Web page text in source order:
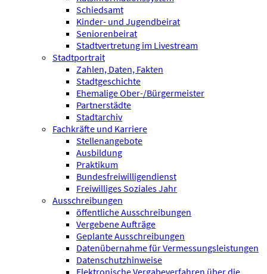
Schiedsamt
Kinder- und Jugendbeirat
Seniorenbeirat
Stadtvertretung im Livestream
Stadtportrait
Zahlen, Daten, Fakten
Stadtgeschichte
Ehemalige Ober-/Bürgermeister
Partnerstädte
Stadtarchiv
Fachkräfte und Karriere
Stellenangebote
Ausbildung
Praktikum
Bundesfreiwilligen­dienst
Freiwilliges Soziales Jahr
Ausschreibungen
öffentliche Ausschreibungen
Vergebene Aufträge
Geplante Ausschreibungen
Datenübernahme für Vermessungsleistungen
Datenschutzhinweise
Elektronische Vergabeverfahren über die